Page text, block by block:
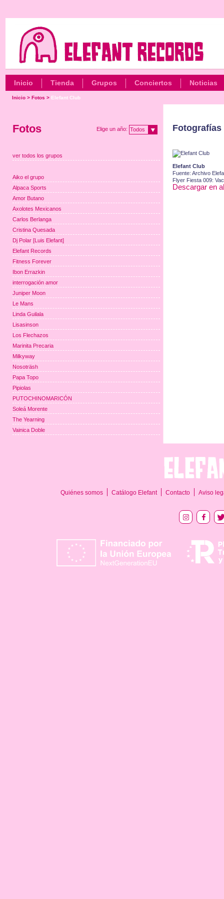
Inicio Tienda Grupos Conciertos Noticias
Inicio> Fotos > Elefant Club
Fotografías
Elefant Club
Fuente: Archivo
Flyer Fiesta 009:
Descargar en
Fotos Elige un año: Todos
ver todos los grupos
Aiko el grupo
Alpaca Sports
Amor Butano
Axolotes Mexicanos
Carlos Berlanga
Cristina Quesada
Dj Polar [Luis Elefant]
Elefant Records
Fitness Forever
Ibon Errazkin
interrogación amor
Juniper Moon
Le Mans
Linda Guilala
Lisasinson
Los Flechazos
Marinita Precaria
Milkyway
Nosoträsh
Papa Topo
Pipiolas
PUTOCHINOMARICÓN
Soleá Morente
The Yearning
Vainica Doble
Quiénes somos Catálogo Elefant Contacto Aviso